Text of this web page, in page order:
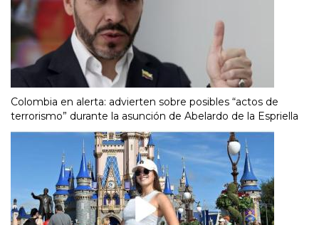
Colombia en alerta: advierten sobre posibles “actos de
terrorismo” durante la asunción de Abelardo de la Espriella